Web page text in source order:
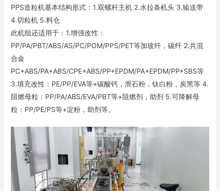
PPS造粒机基本结构形式：1.双螺杆主机 2.水拉条机头 3.输送带
4.切粒机 5.料仓
此机组还适用于：1.增强改性：
PP/PA/PBT/ABS/AS/PC/POM/PPS/PET等加玻纤，碳纤 2.共混
合金
PC+ABS/PA+ABS/CPE+ABS/PP+EPDM/PA+EPDM/PP+SBS等
3.填充改性：PE/PP/EVA等+碳酸钙，滑石粉，钛白粉，炭黑等 4.
阻燃母粒：PP/PA/ABS/EVA/PBT等+阻燃剂，助剂 5.可降解母
粒：PP/PE/PS等+淀粉，助剂等。